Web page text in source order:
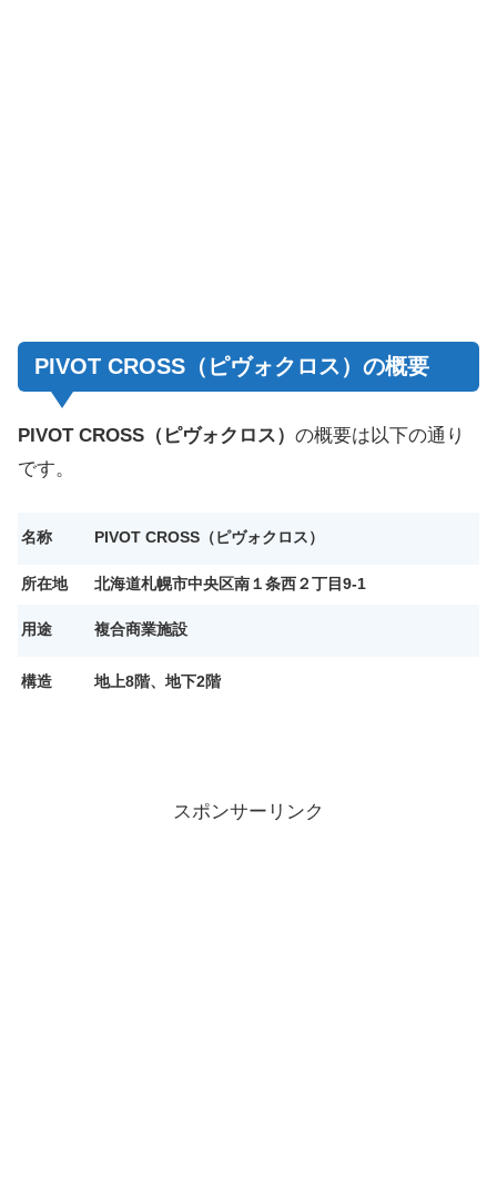
PIVOT CROSS（ピヴォクロス）の概要
PIVOT CROSS（ピヴォクロス） の概要は以下の通り
です。
名称 PIVOT CROSS（ピヴォクロス）
所在地 北海道札幌市中央区南１条西２丁目9-1
用途 複合商業施設
構造 地上8階、地下2階
スポンサーリンク